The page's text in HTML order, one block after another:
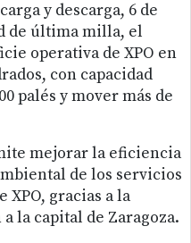
y descarga, 6 de
de última milla, el
operativa de XPO en
con capacidad
palés y mover más de
mejorar la eficiencia
de los servicios
gracias a la
la capital de Zaragoza.